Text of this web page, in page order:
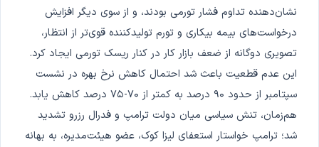
نشان‌دهنده تداوم فشار تورمی بودند، و از سوی دیگر افزایش
درخواست‌های بیمه بیکاری و تورم تولیدکننده قوی‌تر از انتظار،
تصویری دوگانه از ضعف بازار کار در کنار ریسک تورمی ایجاد کرد.
این عدم قطعیت باعث شد احتمال کاهش نرخ بهره در نشست
سپتامبر از حدود ۹۰ درصد به کمتر از ۷۰-۷۵ درصد کاهش یابد.
هم‌زمان، تنش سیاسی میان دولت ترامپ و فدرال رزرو تشدید
شد؛ ترامپ خواستار استعفای لیزا کوک، عضو هیئت‌مدیره، به بهانه